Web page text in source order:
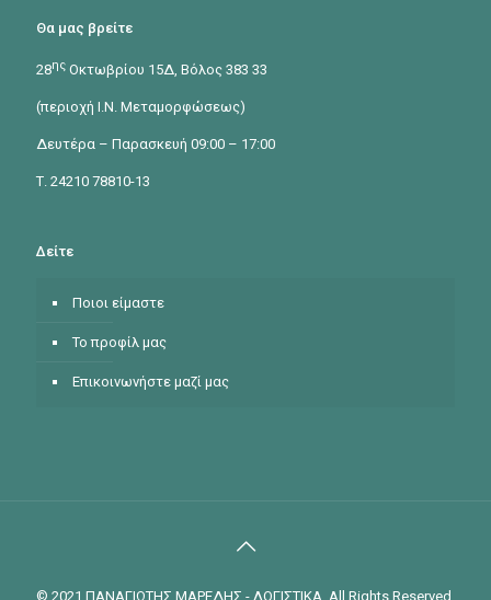
Θα μας βρείτε
28ης Οκτωβρίου 15Δ, Βόλος 383 33
(περιοχή Ι.Ν. Μεταμορφώσεως)
Δευτέρα – Παρασκευή 09:00 – 17:00
Τ. 24210 78810-13
Δείτε
Ποιοι είμαστε
Το προφίλ μας
Επικοινωνήστε μαζί μας
© 2021 ΠΑΝΑΓΙΩΤΗΣ ΜΑΡΕΔΗΣ - ΛΟΓΙΣΤΙΚΑ. All Rights Reserved.